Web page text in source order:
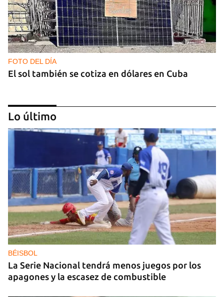
FOTO DEL DÍA
El sol también se cotiza en dólares en Cuba
GAS
Los puntos de ProGas vuelven a cerrar en La
Habana tras agotarse las balitas de gas en
dólares
Lo último
BÉISBOL
La Serie Nacional tendrá menos juegos por los
apagones y la escasez de combustible